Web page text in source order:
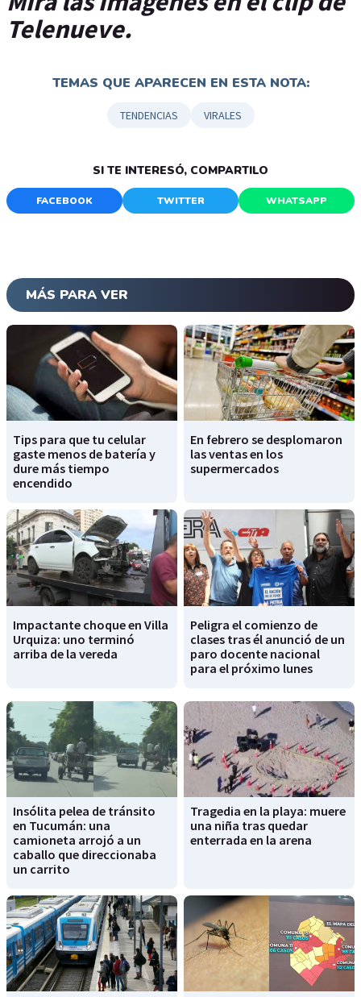
Telenueve.
TEMAS QUE APARECEN EN ESTA NOTA:
TENDENCIAS VIRALES
SI TE INTERESÓ, COMPARTILO
FACEBOOK TWITTER WHATSAPP
MÁS PARA VER
Tips para que tu celular
gaste menos de batería y
dure más tiempo
encendido
En febrero se desplomaron
las ventas en los
supermercados
Impactante choque en Villa
Urquiza: uno terminó
arriba de la vereda
Peligra el comienzo de
clases tras él anunció de un
paro docente nacional
para el próximo lunes
Insólita pelea de tránsito
en Tucumán: una
camioneta arrojó a un
caballo que direccionaba
un carrito
Tragedia en la playa: muere
una niña tras quedar
enterrada en la arena